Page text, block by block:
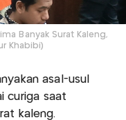
Banyak Surat Kaleng,
Khabibi)
asal-usul
curiga saat
kaleng.